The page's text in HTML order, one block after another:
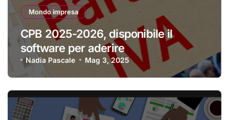
Mondo impresa
CPB 2025-2026, disponibile il
software per aderire
Nadia Pascale Mag 3, 2025